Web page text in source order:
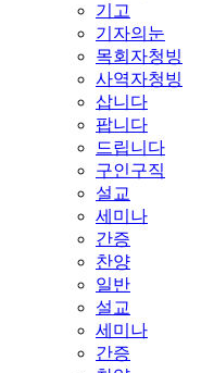
기고
기자의눈
목회자청빙
사역자청빙
삽니다
팝니다
드립니다
구인구직
설교
세미나
간증
찬양
일반
설교
세미나
간증